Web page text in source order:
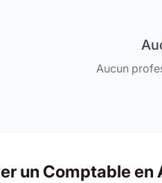
Aucun
un Comptable en